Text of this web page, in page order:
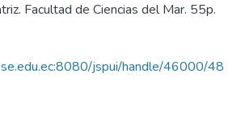
Facultad de Ciencias del Mar. 55p.
jspui/handle/46000/48